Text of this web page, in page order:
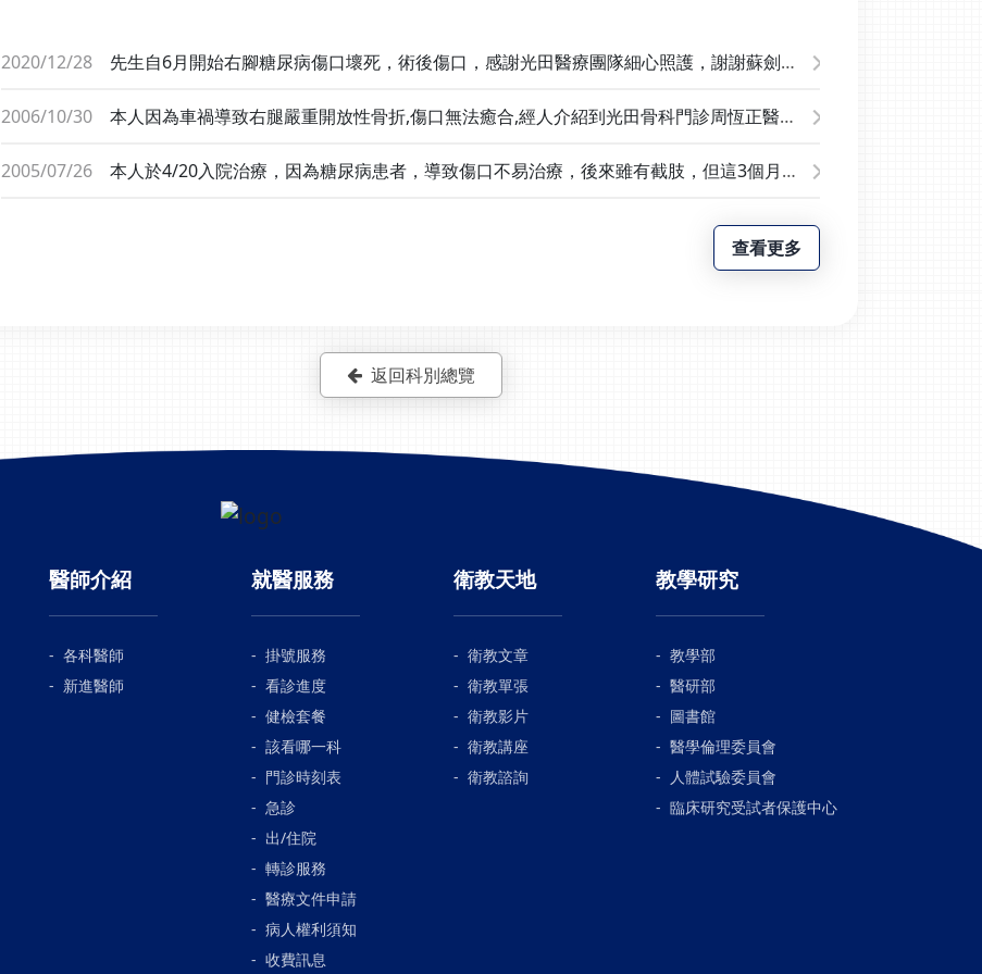
2020/12/28
先生自6月開始右腳糖尿病傷口壞死，術後傷口，感謝光田醫療團隊細心照護，謝謝蘇劍秋
門診注射室護理師們的用心及細心的傷口照護，才能讓先生的傷口進步神速，不得不誇獎
2006/10/30
本人因為車禍導致右腿嚴重開放性骨折,傷口無法癒合,經人介紹到光田骨科門診周恆正醫師
王淑美.張美雪小姐.一路加油打氣,給予心理支持,我的右大腿才重新拾獲新的開始,再次感謝
2005/07/26
本人於4/20入院治療，因為糖尿病患者，導致傷口不易治療，後來雖有截肢，但這3個月受
心照顧及鼓勵，使病患能安心地接受治療，使傷口快速地恢復、出院。在此特別感謝所有
查看更多
返回科別總覽
醫師介紹
各科醫師
新進醫師
就醫服務
掛號服務
看診進度
健檢套餐
該看哪一科
門診時刻表
急診
出/住院
轉診服務
醫療文件申請
病人權利須知
收費訊息
衛教天地
衛教文章
衛教單張
衛教影片
衛教講座
衛教諮詢
教學研究
教學部
醫研部
圖書館
醫學倫理委員會
人體試驗委員會
臨床研究受試者保護中心